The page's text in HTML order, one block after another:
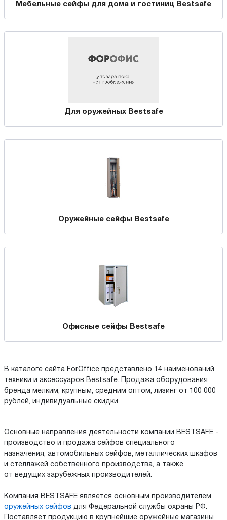
Мебельные сейфы для дома и гостиниц Bestsafe
Для оружейных Bestsafe
Оружейные сейфы Bestsafe
Офисные сейфы Bestsafe
В каталоге сайта ForOffice представлено 14 наименований
техники и аксессуаров Bestsafe. Продажа оборудования
бренда мелким, крупным, средним оптом, лизинг от 100 000
рублей, индивидуальные скидки.
Основные направления деятельности компании BESTSAFE -
производство и продажа сейфов специального
назначения, автомобильных сейфов, металлических шкафов
и стеллажей собственного производства, а также
от ведущих зарубежных производителей.
Компания BESTSAFE является основным производителем
оружейных сейфов для Федеральной службы охраны РФ.
Поставляет продукцию в крупнейшие оружейные магазины